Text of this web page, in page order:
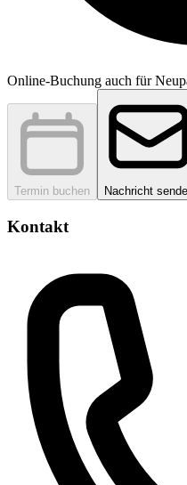
Online-Buchung auch für
Termin buchen Nachricht
Kontakt